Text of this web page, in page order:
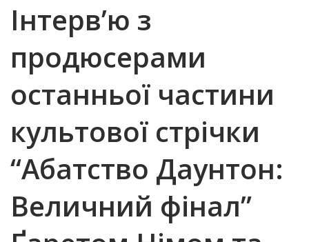
Інтерв’ю з
продюсерами
останньої частини
культової стрічки
“Абатство Даунтон:
Величний фінал”